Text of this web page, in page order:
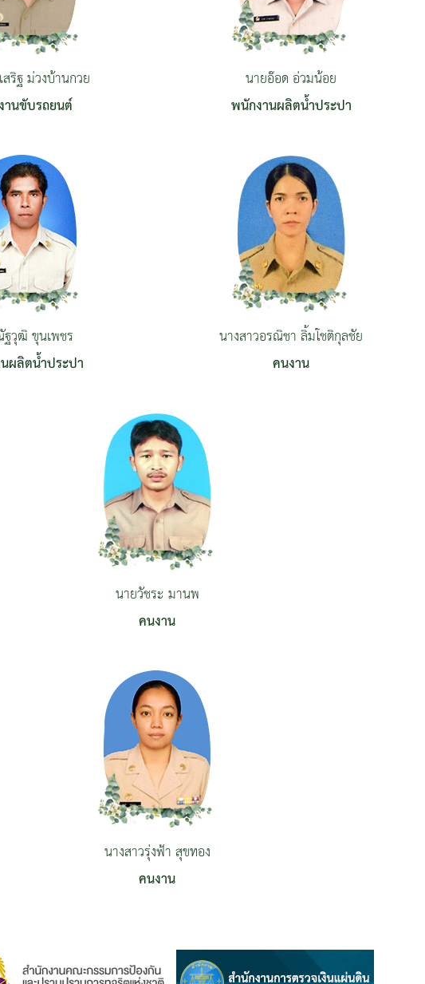
ริฐ ม่วงบ้านกวย
นขับรถยนต์
นายอ๊อด อ่วมน้อย
พนักงานผลิตน้ำประปา
วุฒิ ขุนเพชร
ผลิตน้ำประปา
นางสาวอรณิชา ลิ้มโชติกุลชัย
คนงาน
นายวัชระ มานพ
คนงาน
นางสาวรุ่งฟ้า สุขทอง
คนงาน